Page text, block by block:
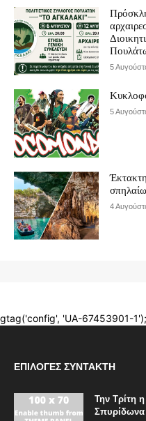
ΕΠΙΛΟΓΈΣ ΣΥΝΤΆΚΤΗ
Την Τρίτη